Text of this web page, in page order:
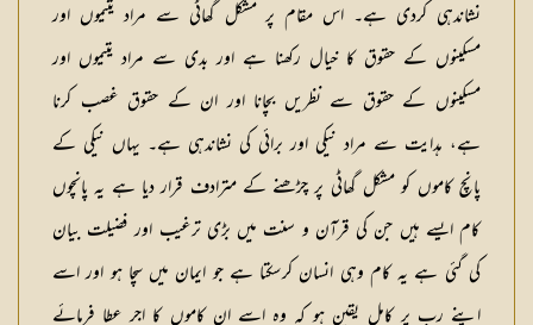
نشاندہی کردی ہے۔ اس مقام پر مشکل گھاٹی سے مراد یتیموں اور
مسکینوں کے حقوق کا خیال رکھنا ہے اور بدی سے مراد یتیموں اور
مسکینوں کے حقوق سے نظریں بچانا اور ان کے حقوق غصب کرنا
ہے، ہدایت سے مراد نیکی اور برائی کی نشاندہی ہے۔ یہاں نیکی کے
پانچ کاموں کو مشکل گھاٹی پر چڑھنے کے مترادف قرار دیا ہے یہ پانچوں
کام ایسے ہیں جن کی قرآن و سنت میں بڑی ترغیب اور فضیلت بیان
کی گئی ہے یہ کام وہی انسان کرسکتا ہے جو ایمان میں سچا ہو اور اسے
اپنے رب پر کامل یقین ہو کہ وہ اسے ان کاموں کا اجر عطا فرمائے